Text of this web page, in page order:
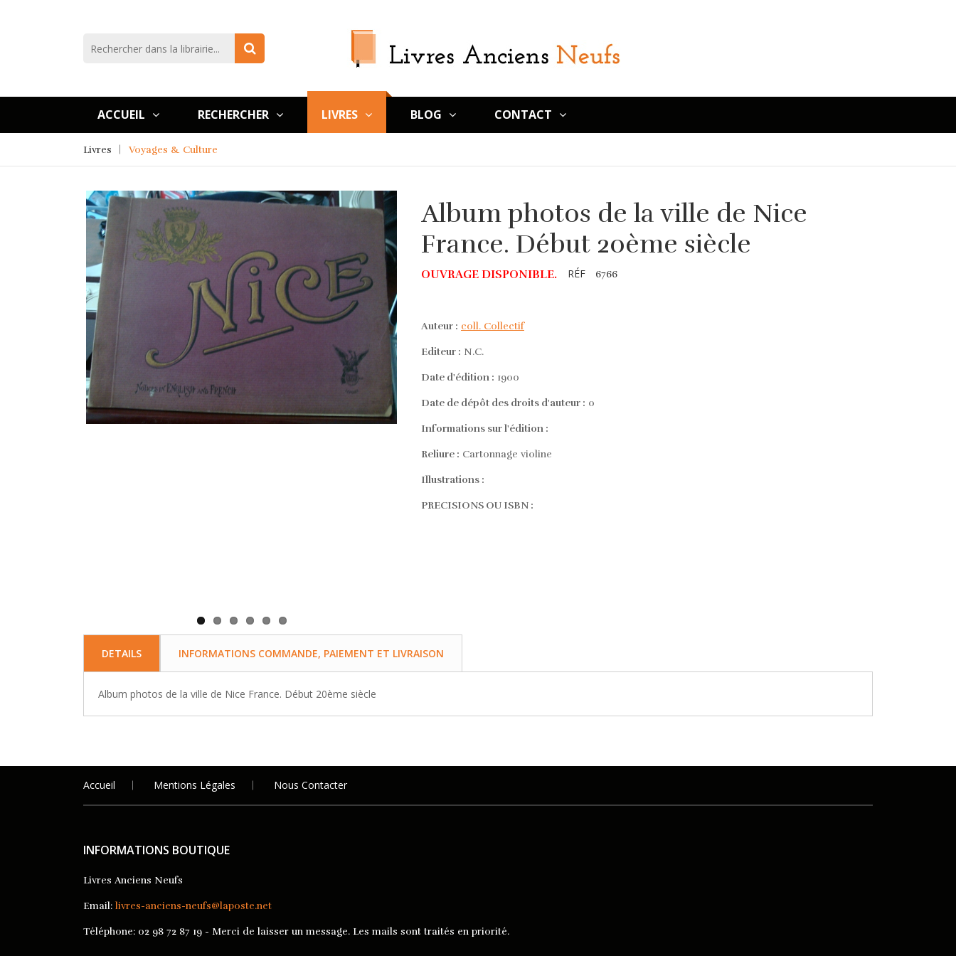
ACCUEIL RECHERCHER LIVRES BLOG CONTACT
Livres Voyages & Culture
Album photos de la ville de Nice
France. Début 20ème siècle
OUVRAGE DISPONIBLE. RÉF 6766
Auteur : coll. Collectif
Editeur : N.C.
Date d'édition : 1900
Date de dépôt des droits d'auteur : 0
Informations sur l'édition :
Reliure : Cartonnage violine
Illustrations :
PRECISIONS OU ISBN :
DETAILS INFORMATIONS COMMANDE, PAIEMENT ET LIVRAISON
Album photos de la ville de Nice France. Début 20ème siècle
Accueil Mentions Légales Nous Contacter
INFORMATIONS BOUTIQUE
Livres Anciens Neufs
Email: livres-anciens-neufs@laposte.net
Téléphone: 02 98 72 87 19 - Merci de laisser un message. Les mails sont traités en priorité.